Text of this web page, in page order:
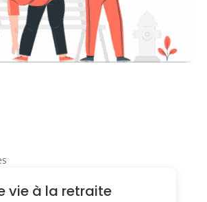
vie à la retraite